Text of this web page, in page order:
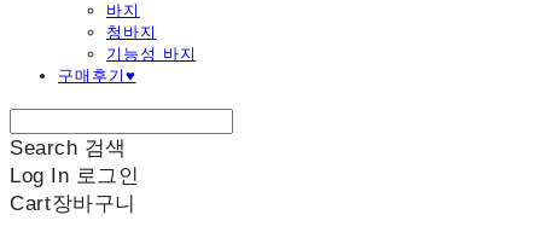
바지
청바지
기능성 바지
구매후기♥
Search 검색
Log In 로그인
Cart장바구니